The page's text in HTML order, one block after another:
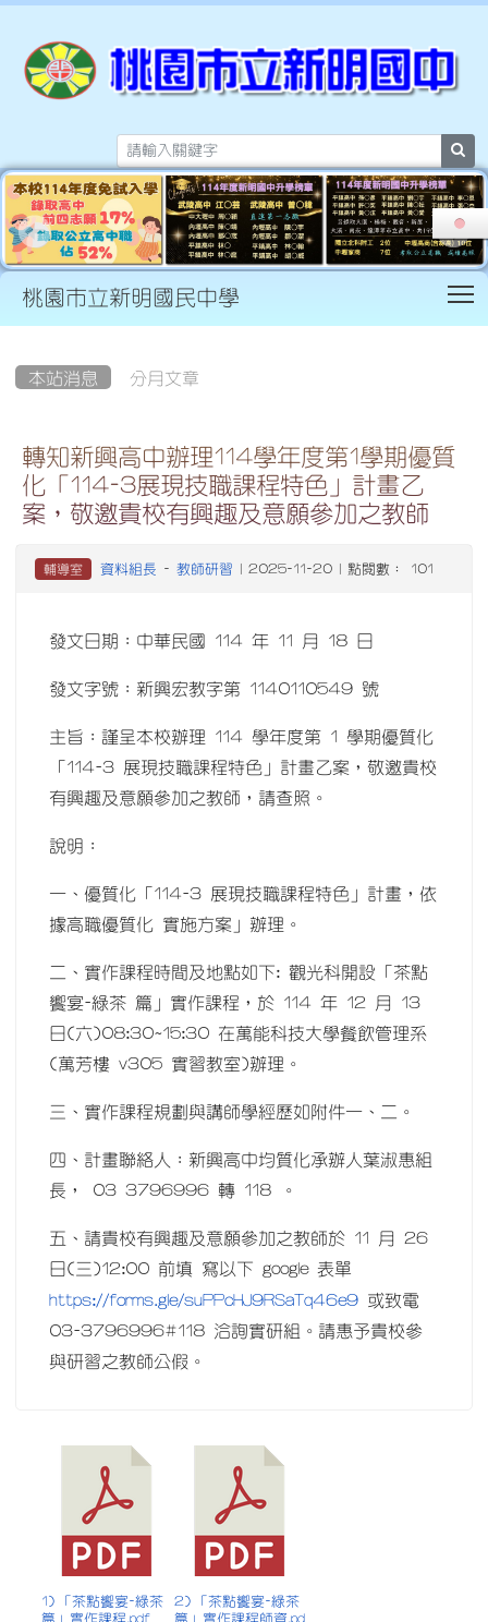
桃園市立新明國民中學
本站消息 分月文章
轉知新興高中辦理114學年度第1學期優質
化「114-3展現技職課程特色」計畫乙
案，敬邀貴校有興趣及意願參加之教師
輔導室 資料組長 - 教師研習 | 2025-11-20 | 點閱數： 101
發文日期：中華民國 114 年 11 月 18 日
發文字號：新興宏教字第 1140110549 號
主旨：謹呈本校辦理 114 學年度第 1 學期優質化
「114-3 展現技職課程特色」計畫乙案，敬邀貴校
有興趣及意願參加之教師，請查照。
說明：
一、優質化「114-3 展現技職課程特色」計畫，依
據高職優質化 實施方案」辦理。
二、實作課程時間及地點如下: 觀光科開設「茶點
饗宴-綠茶 篇」實作課程，於 114 年 12 月 13
日(六)08:30~15:30 在萬能科技大學餐飲管理系
(萬芳樓 v305 實習教室)辦理。
三、實作課程規劃與講師學經歷如附件一、二。
四、計畫聯絡人：新興高中均質化承辦人葉淑惠組
長， 03 3796996 轉 118 。
五、請貴校有興趣及意願參加之教師於 11 月 26
日(三)12:00 前填 寫以下 google 表單
https://forms.gle/suPPcHJ9RSaTq46e9 或致電
03-3796996#118 洽詢實研組。請惠予貴校參
與研習之教師公假。
1) 「茶點饗宴-綠茶
篇」實作課程.pdf
2) 「茶點饗宴-綠茶
篇」實作課程師資.pd